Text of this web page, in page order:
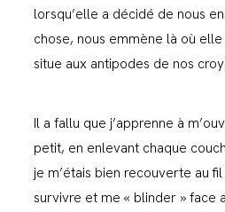
lorsqu’elle a décidé de nous
chose, nous emmène là où
situe aux antipodes de nos
Il a fallu que j’apprenne à
petit, en enlevant chaque
je m’étais bien recouverte au
survivre et me « blinder » face